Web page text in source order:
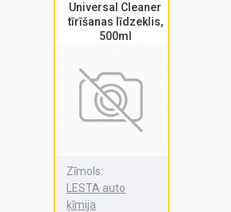
Universal Cleaner
tīrīšanas līdzeklis,
500ml
Zīmols:
LESTA auto
ķīmija